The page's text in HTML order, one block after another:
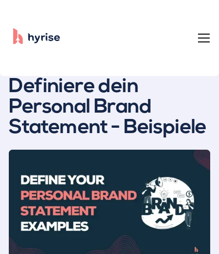
Definiere dein
Personal Brand
Statement - Beispiele